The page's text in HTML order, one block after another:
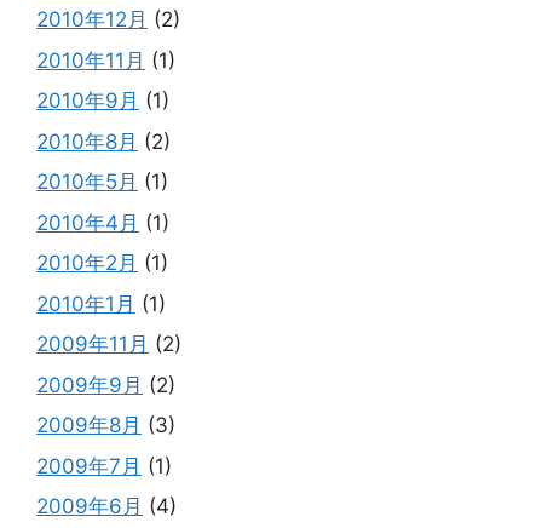
2010年12月 (2)
2010年11月 (1)
2010年9月 (1)
2010年8月 (2)
2010年5月 (1)
2010年4月 (1)
2010年2月 (1)
2010年1月 (1)
2009年11月 (2)
2009年9月 (2)
2009年8月 (3)
2009年7月 (1)
2009年6月 (4)